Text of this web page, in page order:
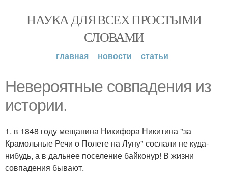
НАУКА ДЛЯ ВСЕХ ПРОСТЫМИ
СЛОВАМИ
главная новости статьи
Невероятные совпадения из
истории.
1. в 1848 году мещанина Никифора Никитина "за
Крамольные Речи о Полете на Луну" сослали не куда-
нибудь, а в дальнее поселение байконур! В жизни
совпадения бывают.